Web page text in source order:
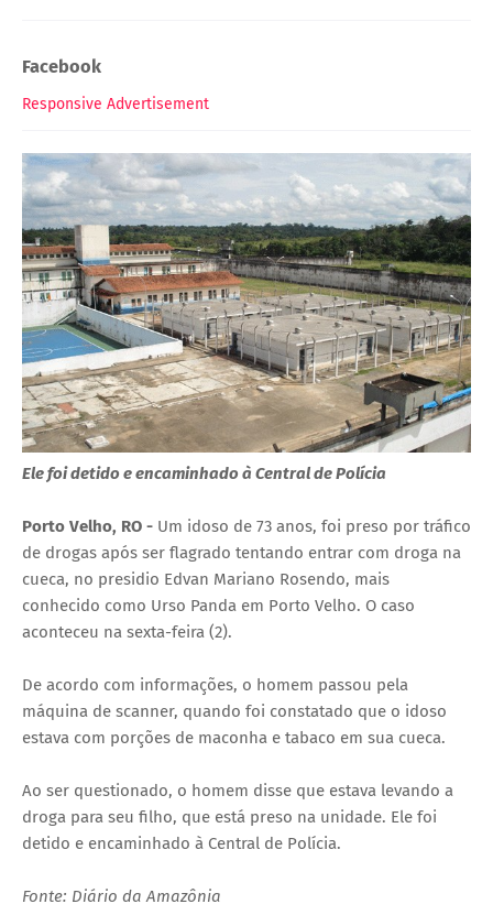
Facebook
Responsive Advertisement
Ele foi detido e encaminhado à Central de Polícia
Porto Velho, RO - Um idoso de 73 anos, foi preso por tráfico
de drogas após ser flagrado tentando entrar com droga na
cueca, no presidio Edvan Mariano Rosendo, mais
conhecido como Urso Panda em Porto Velho. O caso
aconteceu na sexta-feira (2).
De acordo com informações, o homem passou pela
máquina de scanner, quando foi constatado que o idoso
estava com porções de maconha e tabaco em sua cueca.
Ao ser questionado, o homem disse que estava levando a
droga para seu filho, que está preso na unidade. Ele foi
detido e encaminhado à Central de Polícia.
Fonte: Diário da Amazônia